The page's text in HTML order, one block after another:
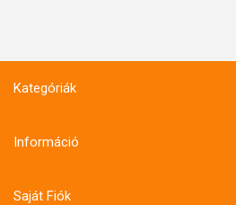
Kategóriák
Információ
Saját Fiók